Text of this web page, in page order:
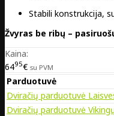
Stabili konstrukcija,
Žvyras be ribų –
Kaina:
6495€ su PVM
Parduotuvė
Dviračių parduotuvė
Dviračių parduotuvė